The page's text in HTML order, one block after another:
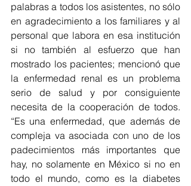
palabras a todos los asistentes, no sólo
en agradecimiento a los familiares y al
personal que labora en esa institución
si no también al esfuerzo que han
mostrado los pacientes; mencionó que
la enfermedad renal es un problema
serio de salud y por consiguiente
necesita de la cooperación de todos.
“Es una enfermedad, que además de
compleja va asociada con uno de los
padecimientos más importantes que
hay, no solamente en México si no en
todo el mundo, como es la diabetes